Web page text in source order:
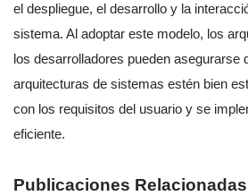
el despliegue, el desarrollo y la
sistema. Al adoptar este modelo, los
los desarrolladores pueden asegurarse
arquitecturas de sistemas estén bien
con los requisitos del usuario y se
eficiente.
Publicaciones